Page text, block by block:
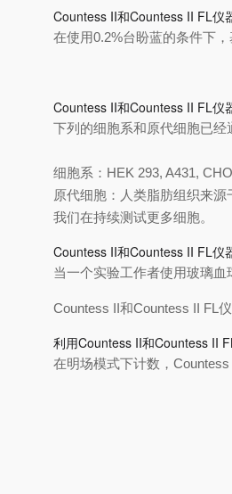
Countess II和Countess II FL仪
在使用0.2%台盼蓝的条件下
Countess II和Countess II FL仪
下列的细胞系和原代细胞已经
细胞系：HEK 293, A431,
原代细胞：人类脂肪组织来
我们在持续测试更多细胞。
Countess II和Countess II FL仪
当一个实验工作者使用玻璃
Countess II和Countess II FL
利用Countess II和Countess II
在明场模式下计数，